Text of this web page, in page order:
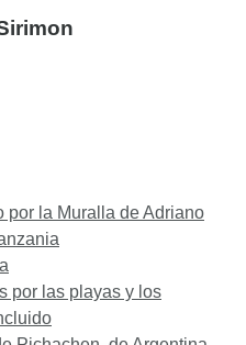
por la Muralla de Adriano
por las playas y los